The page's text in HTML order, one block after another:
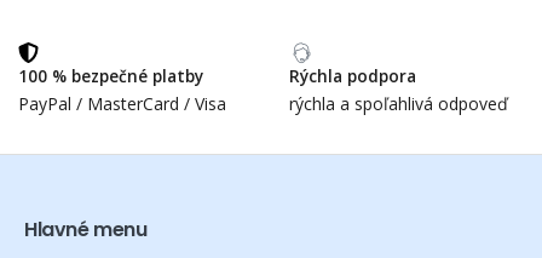
100 % bezpečné platby
PayPal / MasterCard / Visa
Rýchla podpora
rýchla a spoľahlivá odpoveď
Hlavné menu